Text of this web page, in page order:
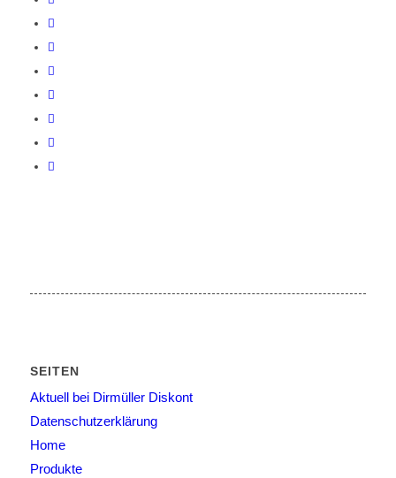
SEITEN
Aktuell bei Dirmüller Diskont
Datenschutzerklärung
Home
Produkte